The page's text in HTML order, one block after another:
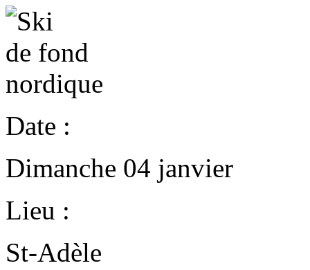
Date :
Dimanche 04 janvier
Lieu :
St-Adèle